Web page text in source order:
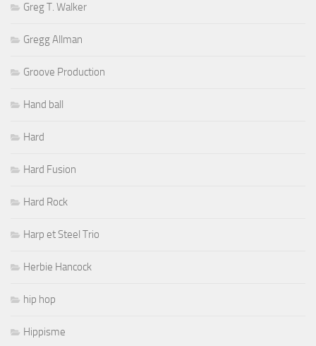
Greg T. Walker
Gregg Allman
Groove Production
Hand ball
Hard
Hard Fusion
Hard Rock
Harp et Steel Trio
Herbie Hancock
hip hop
Hippisme